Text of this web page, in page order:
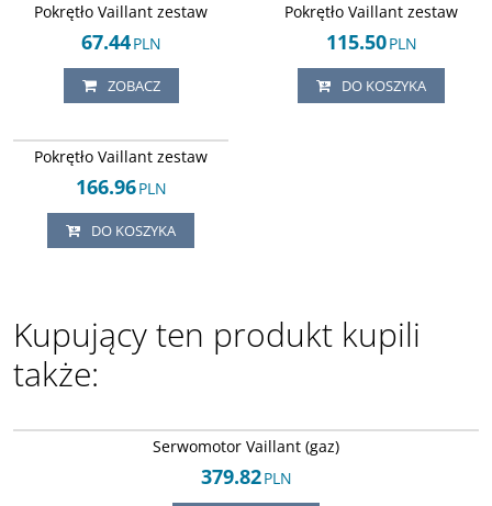
Pokrętło Vaillant zestaw
67.44PLN
ZOBACZ
Pokrętło Vaillant zestaw
115.50PLN
DO KOSZYKA
Pokrętło Vaillant zestaw
166.96PLN
DO KOSZYKA
Kupujący ten produkt kupili
także:
Serwomotor Vaillant (gaz)
379.82PLN